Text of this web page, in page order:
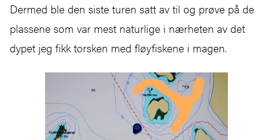
Dermed ble den siste turen satt av til og prøve på de
plassene som var mest naturlige i nærheten av det
dypet jeg fikk torsken med fløyfiskene i magen.